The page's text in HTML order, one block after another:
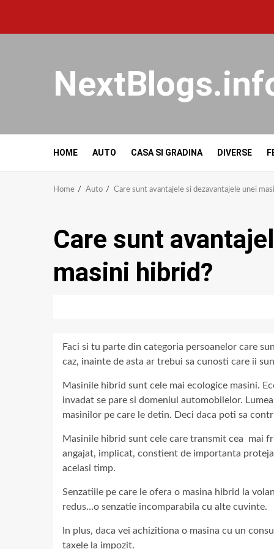
HOME AUTO CASA SI GRADINA DIVERSE
Home Auto Care sunt avantajele si dezavantajele unei
Care sunt
masini hibrid?
Faci si tu parte din categoria persoanelor care
caz, inainte de asta ar trebui sa cunosti care ii
Masinile hibrid sunt cele mai ecologice masini.
invadat se pare si domeniul automobilelor.
masinilor pe care le detin. Deci daca poti sa
Masinile hibrid sunt cele care transmit cea mai
angajat, implicat, constient de importanta
acelasi timp.
Senzatiile pe care le ofera o masina hibrid la
redus…o senzatie incomparabila cu alte cuvinte.
In plus, daca vei achizitiona o masina cu un
taxele la impozit.